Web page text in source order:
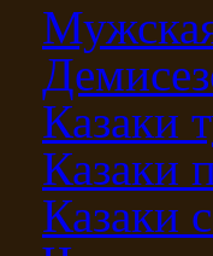
Казаки
Казаки
Казаки